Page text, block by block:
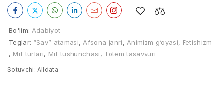
Bo'lim: Adabiyot
Teglar: “Sav” atamasi, Afsona janri, Animizm g‘oyasi, Fetishizm
, Mif turlari, Mif tushunchasi, Totem tasavvuri
Sotuvchi: Alldata